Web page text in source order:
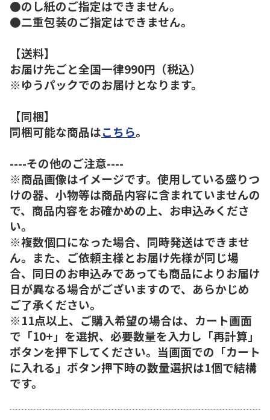
●のし紙のご指定はできません。
●二重包装のご指定はできません。
【送料】
お届け先ごと全国一律990円（税込）
※ゆうパックでのお届けとなります。
【同梱】
同梱可能な商品はこちら。
----その他のご注意----
※商品画像はイメージです。使用している盛りつ
けの器、小物等は商品内容に含まれていませんの
で、商品内容をお確かめの上、お申込みくださ
い。
※複数個口になった場合、同時発送はできませ
ん。また、ご依頼主様とお届け先様が同じ場
合、同日のお申込みであっても商品によりお届け
日が異なる場合がございますので、あらかじめ
ご了承ください。
※11点以上、ご購入希望の場合は、カート画面
で「10+」を選択、必要数量を入力し「再計算」
ボタンを押下してください。当画面での「カート
に入れる」ボタン押下時の数量選択は1個で結構
です。